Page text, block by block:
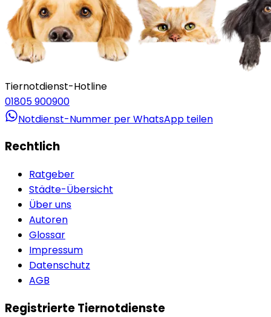
Tiernotdienst-Hotline
01805 900900
Notdienst-Nummer per WhatsApp teilen
Rechtlich
Ratgeber
Städte-Übersicht
Über uns
Autoren
Glossar
Impressum
Datenschutz
AGB
Registrierte Tiernotdienste